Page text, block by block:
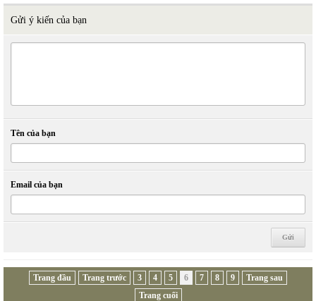
Gửi ý kiến của bạn
Tên của bạn
Email của bạn
Trang đầu Trang trước 3 4 5 6 7 8 9
Trang sau
Trang cuối